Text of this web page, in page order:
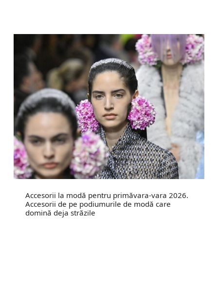
Accesorii la modă pentru primăvara-vara 2026.
Accesorii de pe podiumurile de modă care
domină deja străzile